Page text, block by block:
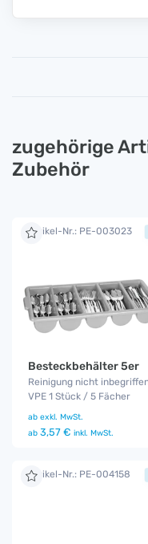
zugehörige
Zubehör
Artikel-Nr.: PE-003023
Besteckbehälter 5er
Reinigung nicht
VPE 1 Stück / 5 Fächer
ab exkl. MwSt.
ab 3,57 € inkl. MwSt.
Artikel-Nr.: PE-004158